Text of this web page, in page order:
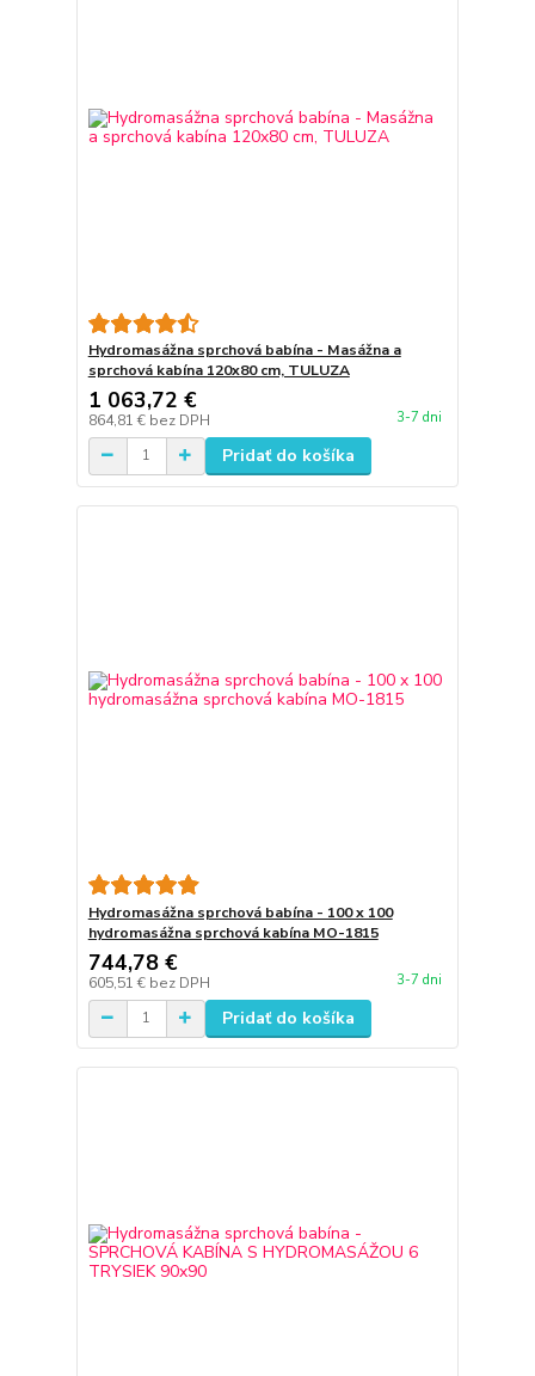
Hydromasážna sprchová babína - Masážna a
sprchová kabína 120x80 cm, TULUZA
1 063,72 €
864,81 € bez DPH 3-7 dni
Pridať do košíka
Hydromasážna sprchová babína - 100 x 100
hydromasážna sprchová kabína MO-1815
744,78 €
605,51 € bez DPH 3-7 dni
Pridať do košíka